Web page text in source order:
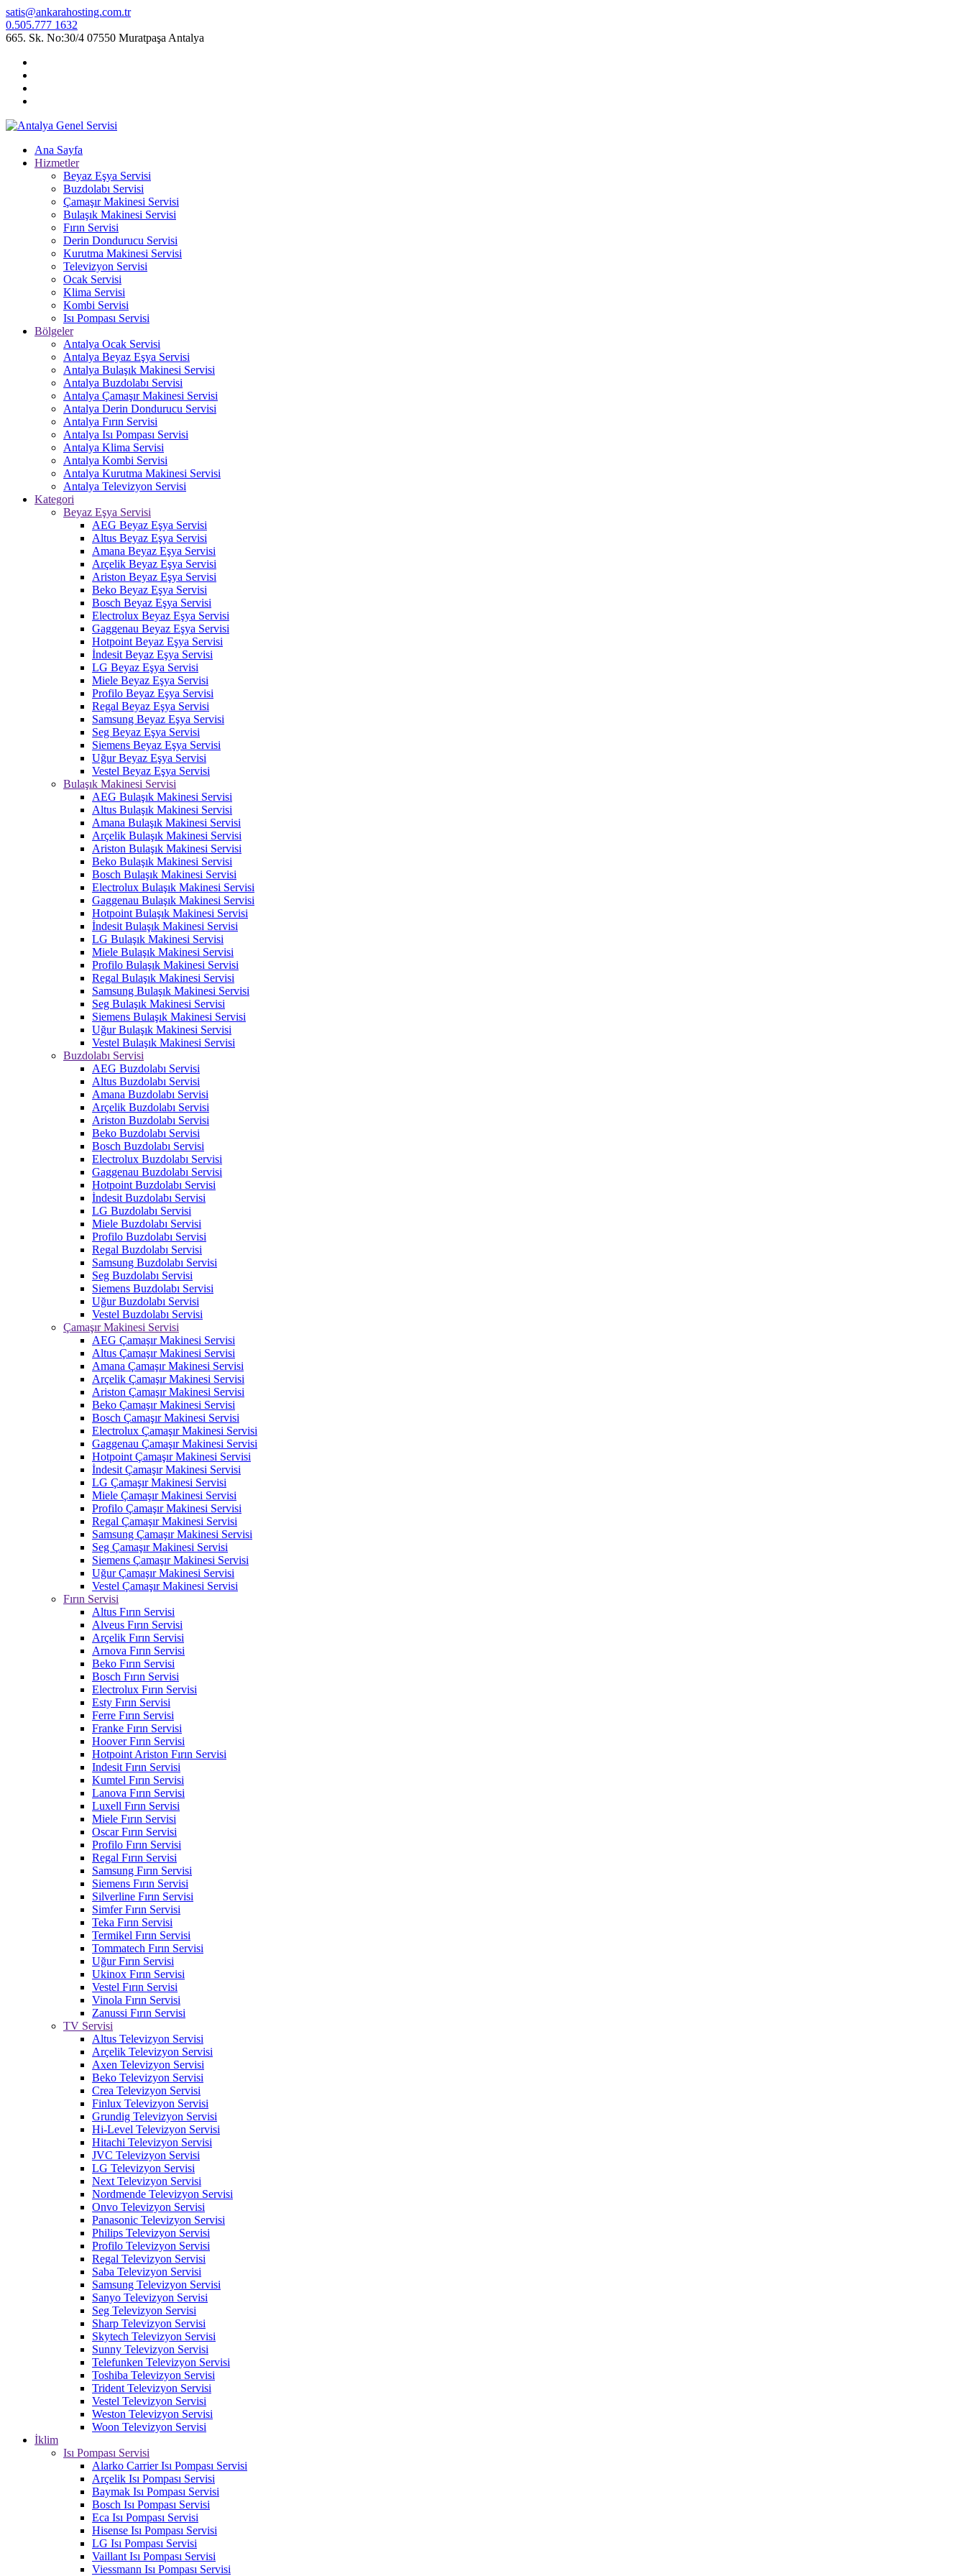
satis@ankarahosting.com.tr
0.505.777 1632
665. Sk. No:30/4 07550 Muratpaşa Antalya
Ana Sayfa
Hizmetler
Beyaz Eşya Servisi
Buzdolabı Servisi
Çamaşır Makinesi Servisi
Bulaşık Makinesi Servisi
Fırın Servisi
Derin Dondurucu Servisi
Kurutma Makinesi Servisi
Televizyon Servisi
Ocak Servisi
Klima Servisi
Kombi Servisi
Isı Pompası Servisi
Bölgeler
Antalya Ocak Servisi
Antalya Beyaz Eşya Servisi
Antalya Bulaşık Makinesi Servisi
Antalya Buzdolabı Servisi
Antalya Çamaşır Makinesi Servisi
Antalya Derin Dondurucu Servisi
Antalya Fırın Servisi
Antalya Isı Pompası Servisi
Antalya Klima Servisi
Antalya Kombi Servisi
Antalya Kurutma Makinesi Servisi
Antalya Televizyon Servisi
Kategori
Beyaz Eşya Servisi
AEG Beyaz Eşya Servisi
Altus Beyaz Eşya Servisi
Amana Beyaz Eşya Servisi
Arçelik Beyaz Eşya Servisi
Ariston Beyaz Eşya Servisi
Beko Beyaz Eşya Servisi
Bosch Beyaz Eşya Servisi
Electrolux Beyaz Eşya Servisi
Gaggenau Beyaz Eşya Servisi
Hotpoint Beyaz Eşya Servisi
İndesit Beyaz Eşya Servisi
LG Beyaz Eşya Servisi
Miele Beyaz Eşya Servisi
Profilo Beyaz Eşya Servisi
Regal Beyaz Eşya Servisi
Samsung Beyaz Eşya Servisi
Seg Beyaz Eşya Servisi
Siemens Beyaz Eşya Servisi
Uğur Beyaz Eşya Servisi
Vestel Beyaz Eşya Servisi
Bulaşık Makinesi Servisi
AEG Bulaşık Makinesi Servisi
Altus Bulaşık Makinesi Servisi
Amana Bulaşık Makinesi Servisi
Arçelik Bulaşık Makinesi Servisi
Ariston Bulaşık Makinesi Servisi
Beko Bulaşık Makinesi Servisi
Bosch Bulaşık Makinesi Servisi
Electrolux Bulaşık Makinesi Servisi
Gaggenau Bulaşık Makinesi Servisi
Hotpoint Bulaşık Makinesi Servisi
İndesit Bulaşık Makinesi Servisi
LG Bulaşık Makinesi Servisi
Miele Bulaşık Makinesi Servisi
Profilo Bulaşık Makinesi Servisi
Regal Bulaşık Makinesi Servisi
Samsung Bulaşık Makinesi Servisi
Seg Bulaşık Makinesi Servisi
Siemens Bulaşık Makinesi Servisi
Uğur Bulaşık Makinesi Servisi
Vestel Bulaşık Makinesi Servisi
Buzdolabı Servisi
AEG Buzdolabı Servisi
Altus Buzdolabı Servisi
Amana Buzdolabı Servisi
Arçelik Buzdolabı Servisi
Ariston Buzdolabı Servisi
Beko Buzdolabı Servisi
Bosch Buzdolabı Servisi
Electrolux Buzdolabı Servisi
Gaggenau Buzdolabı Servisi
Hotpoint Buzdolabı Servisi
İndesit Buzdolabı Servisi
LG Buzdolabı Servisi
Miele Buzdolabı Servisi
Profilo Buzdolabı Servisi
Regal Buzdolabı Servisi
Samsung Buzdolabı Servisi
Seg Buzdolabı Servisi
Siemens Buzdolabı Servisi
Uğur Buzdolabı Servisi
Vestel Buzdolabı Servisi
Çamaşır Makinesi Servisi
AEG Çamaşır Makinesi Servisi
Altus Çamaşır Makinesi Servisi
Amana Çamaşır Makinesi Servisi
Arçelik Çamaşır Makinesi Servisi
Ariston Çamaşır Makinesi Servisi
Beko Çamaşır Makinesi Servisi
Bosch Çamaşır Makinesi Servisi
Electrolux Çamaşır Makinesi Servisi
Gaggenau Çamaşır Makinesi Servisi
Hotpoint Çamaşır Makinesi Servisi
İndesit Çamaşır Makinesi Servisi
LG Çamaşır Makinesi Servisi
Miele Çamaşır Makinesi Servisi
Profilo Çamaşır Makinesi Servisi
Regal Çamaşır Makinesi Servisi
Samsung Çamaşır Makinesi Servisi
Seg Çamaşır Makinesi Servisi
Siemens Çamaşır Makinesi Servisi
Uğur Çamaşır Makinesi Servisi
Vestel Çamaşır Makinesi Servisi
Fırın Servisi
Altus Fırın Servisi
Alveus Fırın Servisi
Arçelik Fırın Servisi
Arnova Fırın Servisi
Beko Fırın Servisi
Bosch Fırın Servisi
Electrolux Fırın Servisi
Esty Fırın Servisi
Ferre Fırın Servisi
Franke Fırın Servisi
Hoover Fırın Servisi
Hotpoint Ariston Fırın Servisi
Indesit Fırın Servisi
Kumtel Fırın Servisi
Lanova Fırın Servisi
Luxell Fırın Servisi
Miele Fırın Servisi
Oscar Fırın Servisi
Profilo Fırın Servisi
Regal Fırın Servisi
Samsung Fırın Servisi
Siemens Fırın Servisi
Silverline Fırın Servisi
Simfer Fırın Servisi
Teka Fırın Servisi
Termikel Fırın Servisi
Tommatech Fırın Servisi
Uğur Fırın Servisi
Ukinox Fırın Servisi
Vestel Fırın Servisi
Vinola Fırın Servisi
Zanussi Fırın Servisi
TV Servisi
Altus Televizyon Servisi
Arçelik Televizyon Servisi
Axen Televizyon Servisi
Beko Televizyon Servisi
Crea Televizyon Servisi
Finlux Televizyon Servisi
Grundig Televizyon Servisi
Hi-Level Televizyon Servisi
Hitachi Televizyon Servisi
JVC Televizyon Servisi
LG Televizyon Servisi
Next Televizyon Servisi
Nordmende Televizyon Servisi
Onvo Televizyon Servisi
Panasonic Televizyon Servisi
Philips Televizyon Servisi
Profilo Televizyon Servisi
Regal Televizyon Servisi
Saba Televizyon Servisi
Samsung Televizyon Servisi
Sanyo Televizyon Servisi
Seg Televizyon Servisi
Sharp Televizyon Servisi
Skytech Televizyon Servisi
Sunny Televizyon Servisi
Telefunken Televizyon Servisi
Toshiba Televizyon Servisi
Trident Televizyon Servisi
Vestel Televizyon Servisi
Weston Televizyon Servisi
Woon Televizyon Servisi
İklim
Isı Pompası Servisi
Alarko Carrier Isı Pompası Servisi
Arçelik Isı Pompası Servisi
Baymak Isı Pompası Servisi
Bosch Isı Pompası Servisi
Eca Isı Pompası Servisi
Hisense Isı Pompası Servisi
LG Isı Pompası Servisi
Vaillant Isı Pompası Servisi
Viessmann Isı Pompası Servisi